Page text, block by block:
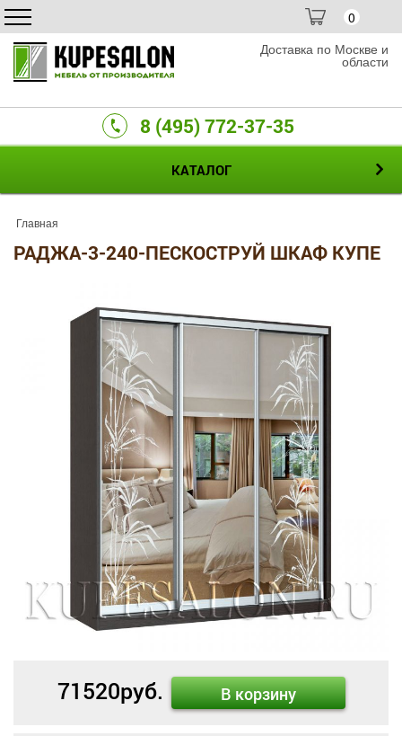
0
Доставка по Москве и
области
8 (495) 772-37-35
КАТАЛОГ
Главная
РАДЖА-3-240-ПЕСКОСТРУЙ ШКАФ КУПЕ
71520руб. В корзину